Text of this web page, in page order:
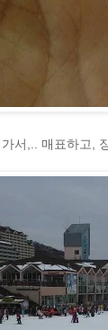
서,.. 매표하고,